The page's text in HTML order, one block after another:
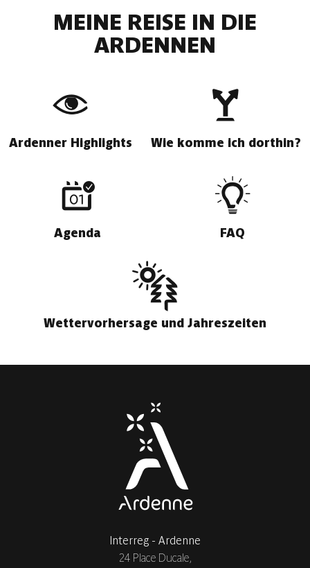
MEINE REISE IN DIE
ARDENNEN
Ardenner Highlights Wie komme ich dorthin?
Agenda FAQ
Wettervorhersage und Jahreszeiten
Interreg - Ardenne
24 Place Ducale,